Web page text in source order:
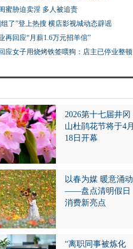
蜜胁迫卖淫 多人被追责
了”登上热搜 横店影视城动态辟谣
再回应“月薪1.6万元招羊倌”
应女子用烧烤铁签喂狗：店主已停业整顿
2026第十七届井冈
山杜鹃花节将于4月
18日开幕
以春为媒 暖意涌动
——盘点清明假日
消费新亮点
“离职同事被炼化